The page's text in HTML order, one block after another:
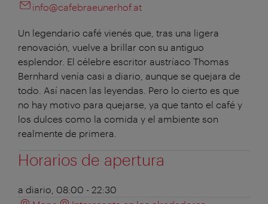
info@cafebraeunerhof.at
Un legendario café vienés que, tras una ligera
renovación, vuelve a brillar con su antiguo
esplendor. El célebre escritor austríaco Thomas
Bernhard venía casi a diario, aunque se quejara de
todo. Así nacen las leyendas. Pero lo cierto es que
no hay motivo para quejarse, ya que tanto el café y
los dulces como la comida y el ambiente son
realmente de primera.
Horarios de apertura
a diario, 08:00 - 22:30